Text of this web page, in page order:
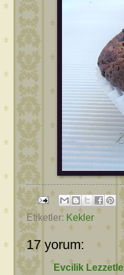
Etiketler: Kekler
17 yorum:
Evcilik